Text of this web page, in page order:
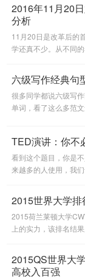
2016年11月20
分析
11月20日是改革后的
学还真不少。从不同
自己的水平如何，强
的教研们也来给已考
六级写作经典句
很多同学都说六级写
单词，看了这么多范
困难，一招制敌！
TED演讲：你不
看到这个题目，你是
来越多的人使用，我
2015世界大学
2015荷兰莱顿大学
上的实力，该排名结
2015QS世界大
高校入百强